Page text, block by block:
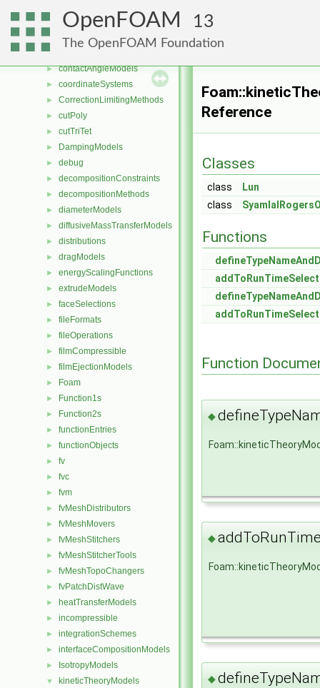
OpenFOAM 13
The OpenFOAM Foundation
► combustionModels
► compressible
►
► contactAngleModels
► coordinateSystems
► CorrectionLimitingMethods
► cutPoly
► cutTriTet
► DampingModels
► debug
► decompositionConstraints
► decompositionMethods
► diameterModels
► diffusiveMassTransferModels
► distributions
► dragModels
► energyScalingFunctions
► extrudeModels
► faceSelections
► fileFormats
► fileOperations
► filmCompressible
► filmEjectionModels
► Foam
► Function1s
► Function2s
► functionEntries
► functionObjects
► fv
► fvc
► fvm
► fvMeshDistributors
► fvMeshMovers
► fvMeshStitchers
► fvMeshStitcherTools
► fvMeshTopoChangers
► fvPatchDistWave
► heatTransferModels
► incompressible
► integrationSchemes
► interfaceCompositionModels
► IsotropyModels
▼ kineticTheoryModels
Reference
Classes
class
Lun
class
Functions
Function
◆
◆
◆